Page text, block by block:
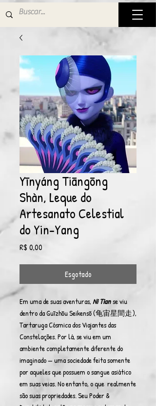
Yīnyáng Tiāngōng
Shàn, Leque do
Artesanato Celestial
do Yin-Yang
R$ 0,00
Esgotado
Em uma de suas aventuras,Ni Tianse viu
dentro da Guīzhōu Seikensō (龟宙星間走),
Tartaruga Cósmica dos Viajantes das
Constelações. Por lá, se viu em um
ambiente completamente diferente do
imaginado — uma sociedade feita somente
por aqueles que possuem o sangue asiático
em suas veias. No entanto, o que realmente
são suas propriedades. Seu Poder &